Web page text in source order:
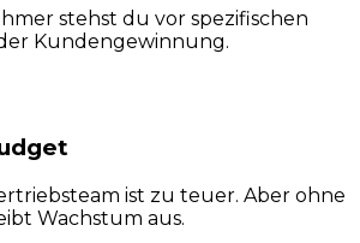
stehst du vor spezifischen
Kundengewinnung.
ist zu teuer. Aber ohne
Wachstum aus.